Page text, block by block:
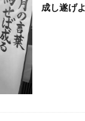
成し遂げよ